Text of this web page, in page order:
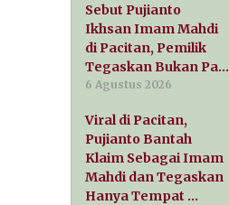
Sebut Pujianto
Ikhsan Imam Mahdi
di Pacitan, Pemilik
Tegaskan Bukan Pa…
6 Agustus 2026
Viral di Pacitan,
Pujianto Bantah
Klaim Sebagai Imam
Mahdi dan Tegaskan
Hanya Tempat …